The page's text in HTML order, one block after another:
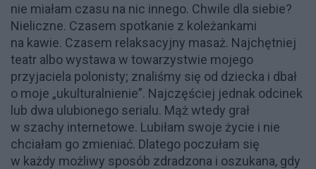
nie miałam czasu na nic innego. Chwile dla siebie?
Nieliczne. Czasem spotkanie z koleżankami
na kawie. Czasem relaksacyjny masaż. Najchętniej
teatr albo wystawa w towarzystwie mojego
przyjaciela polonisty; znaliśmy się od dziecka i dbał
o moje „ukulturalnienie”. Najczęściej jednak odcinek
lub dwa ulubionego serialu. Mąż wtedy grał
w szachy internetowe. Lubiłam swoje życie i nie
chciałam go zmieniać. Dlatego poczułam się
w każdy możliwy sposób zdradzona i oszukana, gdy